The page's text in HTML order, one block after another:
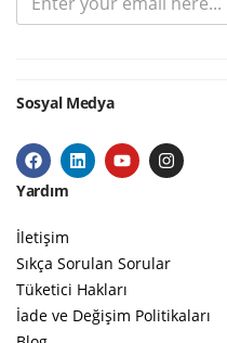
Sosyal Medya
Yardım
İletişim
Sıkça Sorulan Sorular
Tüketici Hakları
İade ve Değişim Politikaları